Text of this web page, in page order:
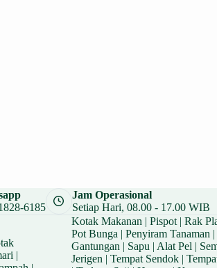
6185
Jam Operasional
Setiap Hari, 08.00 - 17.00 WIB
|
Kotak Makanan | Pispot| Rak
Pot Bunga | Penyiram Tanaman |
Gantungan | Sapu | Alat Pel |
Jerigen | Tempat Sendok|